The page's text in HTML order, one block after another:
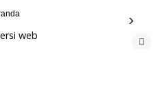
›
web